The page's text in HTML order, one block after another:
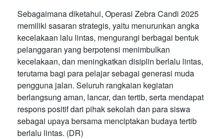
Sebagaimana diketahui, Operasi Zebra Candi 2025
memiliki sasaran strategis, yaitu menurunkan angka
kecelakaan lalu lintas, mengurangi berbagai bentuk
pelanggaran yang berpotensi menimbulkan
kecelakaan, dan meningkatkan disiplin berlalu lintas,
terutama bagi para pelajar sebagai generasi muda
pengguna jalan. Seluruh rangkaian kegiatan
berlangsung aman, lancar, dan tertib, serta mendapat
respons positif dari pihak sekolah dan para siswa
sebagai upaya bersama menciptakan budaya tertib
berlalu lintas. (DR)